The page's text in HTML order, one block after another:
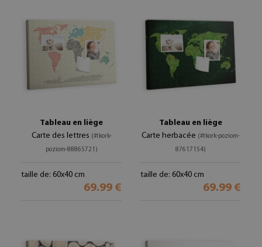
Tableau en liège
Carte des lettres (#tkork-
poziom-88865721)
taille de: 60x40 cm
69.99 €
Tableau en liège
Carte herbacée (#tkork-poziom-
87617154)
taille de: 60x40 cm
69.99 €